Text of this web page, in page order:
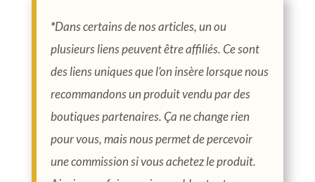
*Dans certains de nos articles, un ou
plusieurs liens peuvent être affiliés. Ce sont
des liens uniques que l’on insère lorsque nous
recommandons un produit vendu par des
boutiques partenaires. Ça ne change rien
pour vous, mais nous permet de percevoir
une commission si vous achetez le produit.